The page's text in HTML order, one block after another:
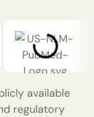
available
regulatory